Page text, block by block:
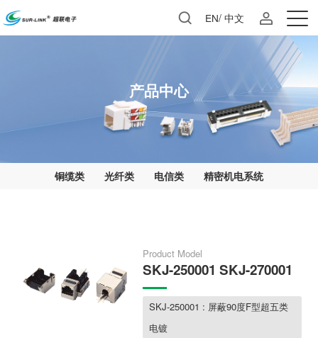
EN/中文
产品中心
铜缆类 光纤类 电信类 精密机电系统
Product Model
SKJ-250001 SKJ-270001
电镀